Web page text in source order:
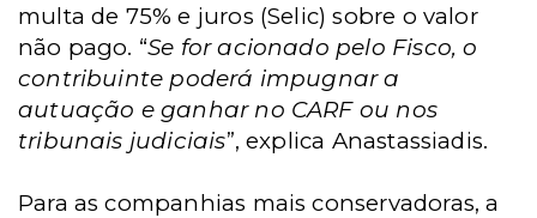
multa de 75% e juros (Selic) sobre o valor
não pago. “Se for acionado pelo Fisco, o
contribuinte poderá impugnar a
autuação e ganhar no CARF ou nos
tribunais judiciais”, explica Anastassiadis.
Para as companhias mais conservadoras, a